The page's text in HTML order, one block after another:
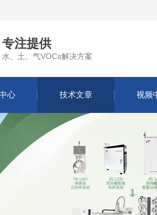
专注提供
水、土、气VOCs解决方案
心 技术文章 视频